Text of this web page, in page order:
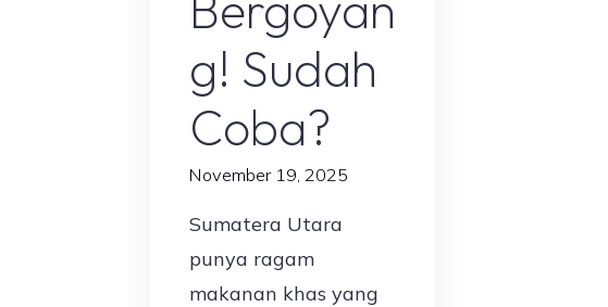
g! Sudah
Coba?
November 19, 2025
Sumatera Utara
punya ragam
makanan khas yang